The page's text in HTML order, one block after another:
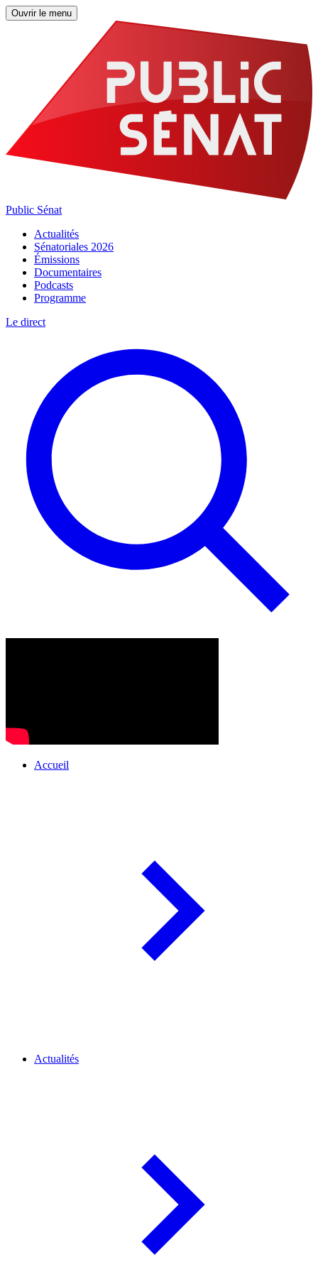
Ouvrir le menu
Public Sénat
Actualités
Sénatoriales 2026
Émissions
Documentaires
Podcasts
Programme
Le direct
Accueil
Actualités